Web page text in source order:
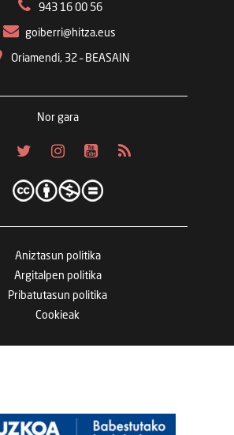
943 16 00 56
goiberri@hitza.eus
Oriamendi, 32 – BEASAIN
Nor gara
Aniztasun politika
Argitalpen politika
Pribatutasun politika
Cookieak